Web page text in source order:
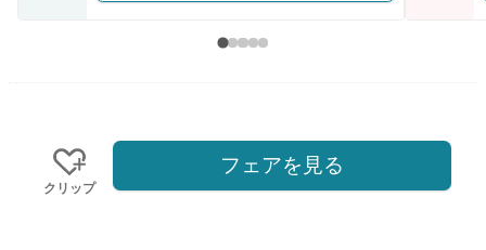
クリップ
フェアを見る